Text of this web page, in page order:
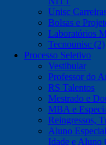
Unisc
Bolsas e
Laboratórios
Tecnounisc (2)
Processo Seletivo
Vestibular
Professor do
RS Talentos
Mestrado e
MBA e
Reingressos,
Aluno
Idade e Aluno